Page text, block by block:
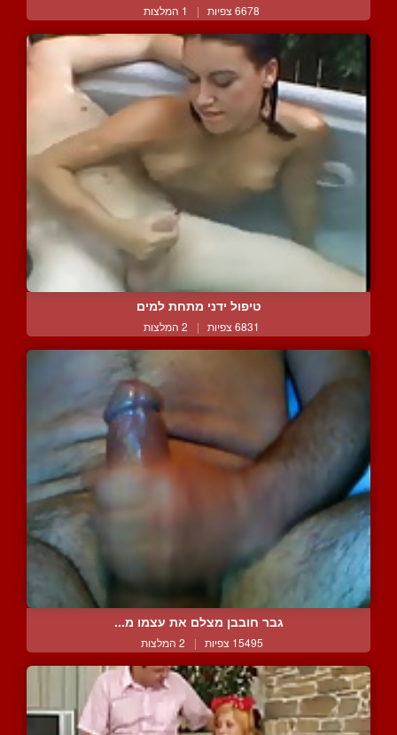
6678 צפיות | 1 המלצות
טיפול ידני מתחת למים
6831 צפיות | 2 המלצות
גבר חובבן מצלם את עצמו מ...
15495 צפיות | 2 המלצות